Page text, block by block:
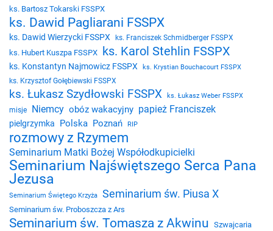
ks. Bartosz Tokarski FSSPX
ks. Dawid Pagliarani FSSPX
ks. Dawid Wierzycki FSSPX ks. Franciszek Schmidberger FSSPX
ks. Hubert Kuszpa FSSPX ks. Karol Stehlin FSSPX
ks. Konstantyn Najmowicz FSSPX
ks. Krystian Bouchacourt FSSPX
ks. Krzysztof Gołębiewski FSSPX
ks. Łukasz Szydłowski FSSPX ks. Łukasz Weber FSSPX
misje Niemcy obóz wakacyjny papież Franciszek
pielgrzymka Polska Poznań RIP
rozmowy z Rzymem
Seminarium Matki Bożej Współodkupicielki
Seminarium Najświętszego Serca Pana
Jezusa
Seminarium Świętego Krzyża Seminarium św. Piusa X
Seminarium św. Proboszcza z Ars
Seminarium św. Tomasza z Akwinu Szwajcaria